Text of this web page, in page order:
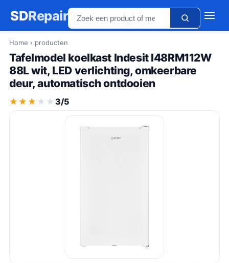
SDRepair
Home › producten
Tafelmodel koelkast Indesit I48RM112W
88L wit, LED verlichting, omkeerbare
deur, automatisch ontdooien
★★★★★
★★★★★ 3/5